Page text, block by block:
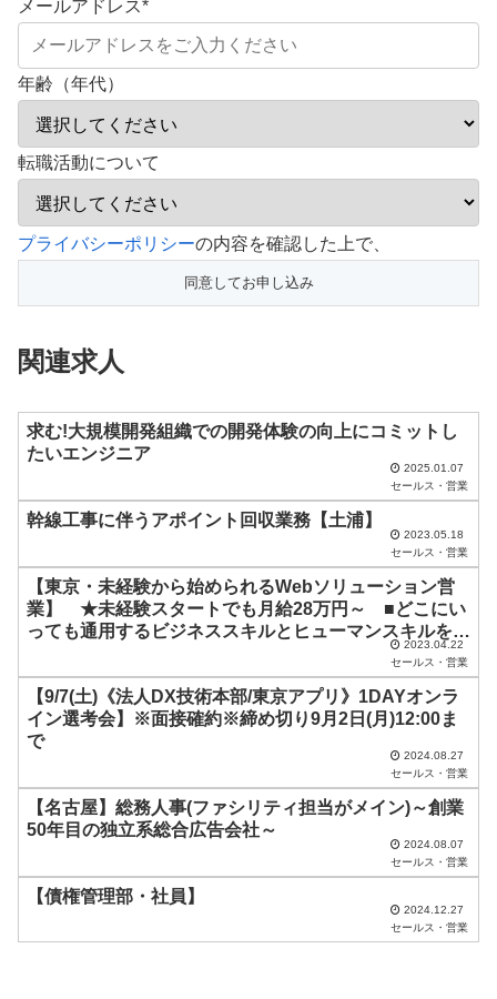
メールアドレス*
年齢（年代）
転職活動について
こ
フ
ー
ド
は
の
に
て
だ
。
プライバシーポリシーの内容を確認した上で、
関連求人
求む!大規模開発組織での開発体験の向上にコミットし
たいエンジニア
2025.01.07
セールス・営業
幹線工事に伴うアポイント回収業務【土浦】
2023.05.18
セールス・営業
【東京・未経験から始められるWebソリューション営
業】 ★未経験スタートでも月給28万円～ ■どこにい
っても通用するビジネススキルとヒューマンスキルを3
2023.04.22
セールス・営業
【9/7(土)《法人DX技術本部/東京アプリ》1DAYオンラ
イン選考会】※面接確約※締め切り9月2日(月)12:00ま
で
2024.08.27
セールス・営業
【名古屋】総務人事(ファシリティ担当がメイン)～創業
50年目の独立系総合広告会社～
2024.08.07
セールス・営業
【債権管理部・社員】
2024.12.27
セールス・営業